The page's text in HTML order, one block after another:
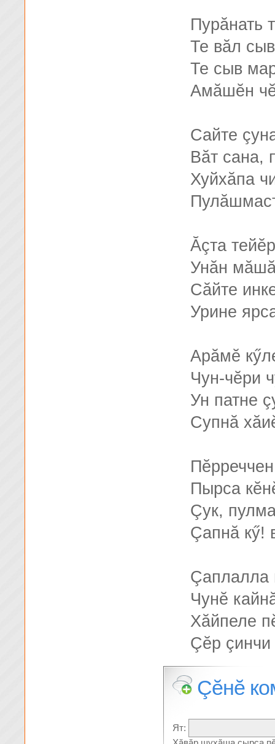
Пурăнать
Те вăл
Те сыв
Амăшĕн
Сайте
Вăт сана,
Хуйхăпа
Ăçта
Унăн
Сăйте
Урине
Арăмĕ
Чун-чĕри
Ун патне
Супнă
Пырса
Çук,
Çапнă
Çаплалла
Чунĕ
Хăйпеле
Çĕр
Çĕнĕ
Ят: